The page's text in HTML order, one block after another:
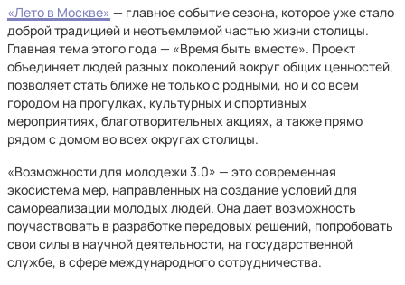
«Лето в Москве» — главное событие сезона, которое уже стало
доброй традицией и неотъемлемой частью жизни столицы.
Главная тема этого года — «Время быть вместе». Проект
объединяет людей разных поколений вокруг общих ценностей,
позволяет стать ближе не только с родными, но и со всем
городом на прогулках, культурных и спортивных
мероприятиях, благотворительных акциях, а также прямо
рядом с домом во всех округах столицы.
«Возможности для молодежи 3.0» — это современная
экосистема мер, направленных на создание условий для
самореализации молодых людей. Она дает возможность
поучаствовать в разработке передовых решений, попробовать
свои силы в научной деятельности, на государственной
службе, в сфере международного сотрудничества.